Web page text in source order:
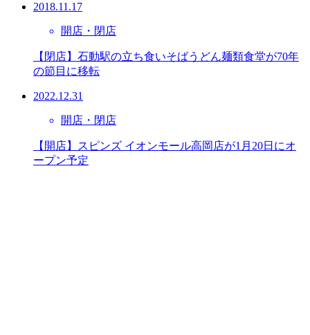
2018.11.17
開店・閉店
【閉店】石動駅の立ち食いそばうどん麺類食堂が70年
の節目に移転
2022.12.31
開店・閉店
【開店】スピンズ イオンモール高岡店が1月20日にオ
ープン予定